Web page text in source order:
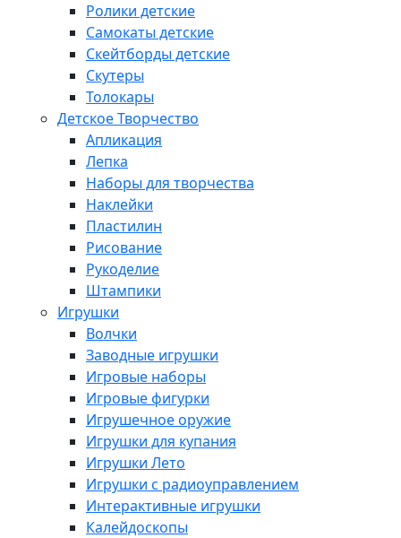
Ролики детские
Самокаты детские
Скейтборды детские
Скутеры
Толокары
Детское Творчество
Апликация
Лепка
Наборы для творчества
Наклейки
Пластилин
Рисование
Рукоделие
Штампики
Игрушки
Волчки
Заводные игрушки
Игровые наборы
Игровые фигурки
Игрушечное оружие
Игрушки для купания
Игрушки Лето
Игрушки с радиоуправлением
Интерактивные игрушки
Калейдоскопы